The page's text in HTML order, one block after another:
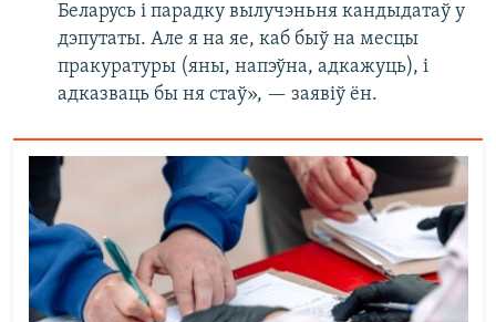
Беларусь і парадку вылучэньня кандыдатаў у
дэпутаты. Але я на яе, каб быў на месцы
пракуратуры (яны, напэўна, адкажуць), і
адказваць бы ня стаў», — заявіў ён.